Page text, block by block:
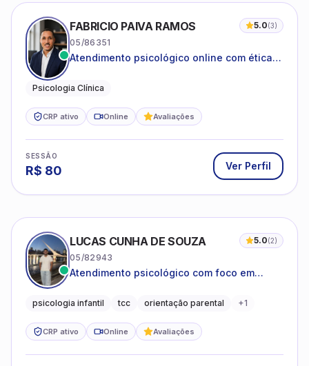
FABRICIO PAIVA RAMOS 5.0(3)
05/86351
Atendimento psicológico online com ética,
Psicologia Clínica
CRP ativo Online Avaliações
SESSÃO
R$ 80 Ver Perfil
LUCAS CUNHA DE SOUZA 5.0(2)
05/82943
Atendimento psicológico com foco em
promovendo equilíbrio emocional e
psicologia infantil tcc orientação parental +1
CRP ativo Online Avaliações